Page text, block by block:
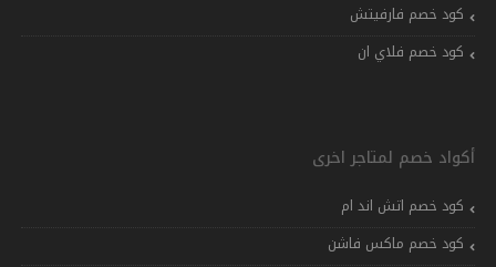
كود خصم فارفيتش
كود خصم فلاي ان
أكواد خصم لمتاجر اخرى
كود خصم اتش اند ام
كود خصم ماكس فاشن